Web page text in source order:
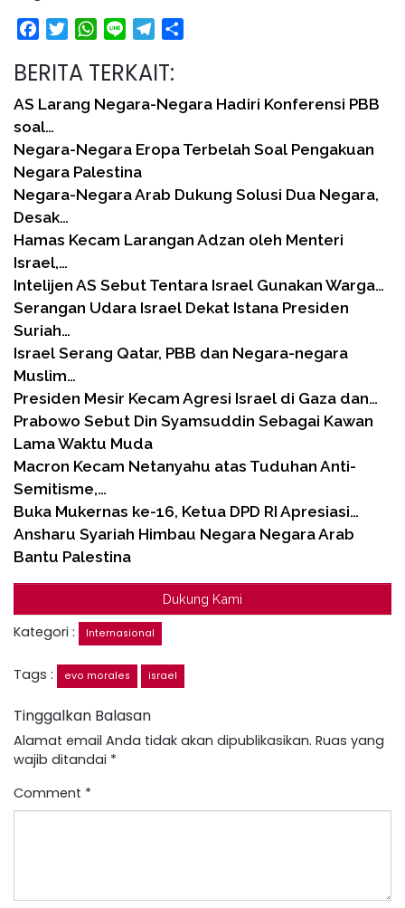
FacebookTwitterWhatsApp
Line Telegram
BERITA TERKAIT:
AS Larang Negara-Negara Hadiri Konferensi PBB
soal…
Negara-Negara Eropa Terbelah Soal Pengakuan
Negara Palestina
Negara-Negara Arab Dukung Solusi Dua Negara,
Desak…
Hamas Kecam Larangan Adzan oleh Menteri
Israel,…
Intelijen AS Sebut Tentara Israel Gunakan Warga…
Serangan Udara Israel Dekat Istana Presiden
Suriah…
Israel Serang Qatar, PBB dan Negara-negara
Muslim…
Presiden Mesir Kecam Agresi Israel di Gaza dan…
Prabowo Sebut Din Syamsuddin Sebagai Kawan
Lama Waktu Muda
Macron Kecam Netanyahu atas Tuduhan Anti-
Semitisme,…
Buka Mukernas ke-16, Ketua DPD RI Apresiasi…
Ansharu Syariah Himbau Negara Negara Arab
Bantu Palestina
Dukung Kami
Kategori : Internasional
Tags : evo morales israel
Tinggalkan Balasan
Alamat email Anda tidak akan dipublikasikan. Ruas yang
wajib ditandai *
Comment *